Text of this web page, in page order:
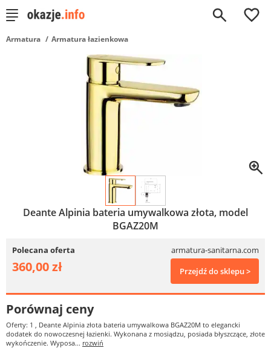
0
Armatura Armatura łazienkowa
Deante Alpinia bateria umywalkowa złota, model
BGAZ20M
Polecana oferta armatura-sanitarna.com
360,00 zł Przejdź do sklepu >
Porównaj ceny
Oferty: 1 , Deante Alpinia złota bateria umywalkowa BGAZ20M to elegancki
dodatek do nowoczesnej łazienki. Wykonana z mosiądzu, posiada błyszczące, złote
wykończenie. Wyposa... rozwiń